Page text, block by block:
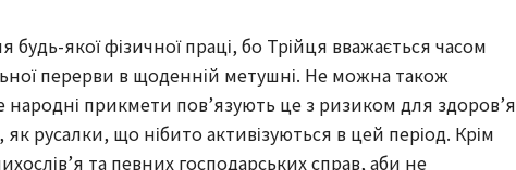
якої фізичної праці, бо Трійця вважається часом
перерви в щоденній метушні. Не можна також
народні прикмети пов’язують це з ризиком для здоров’я
русалки, що нібито активізуються в цей період. Крім
та певних господарських справ, аби не